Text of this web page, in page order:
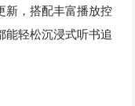
新，搭配丰富播放控
能轻松沉浸式听书追